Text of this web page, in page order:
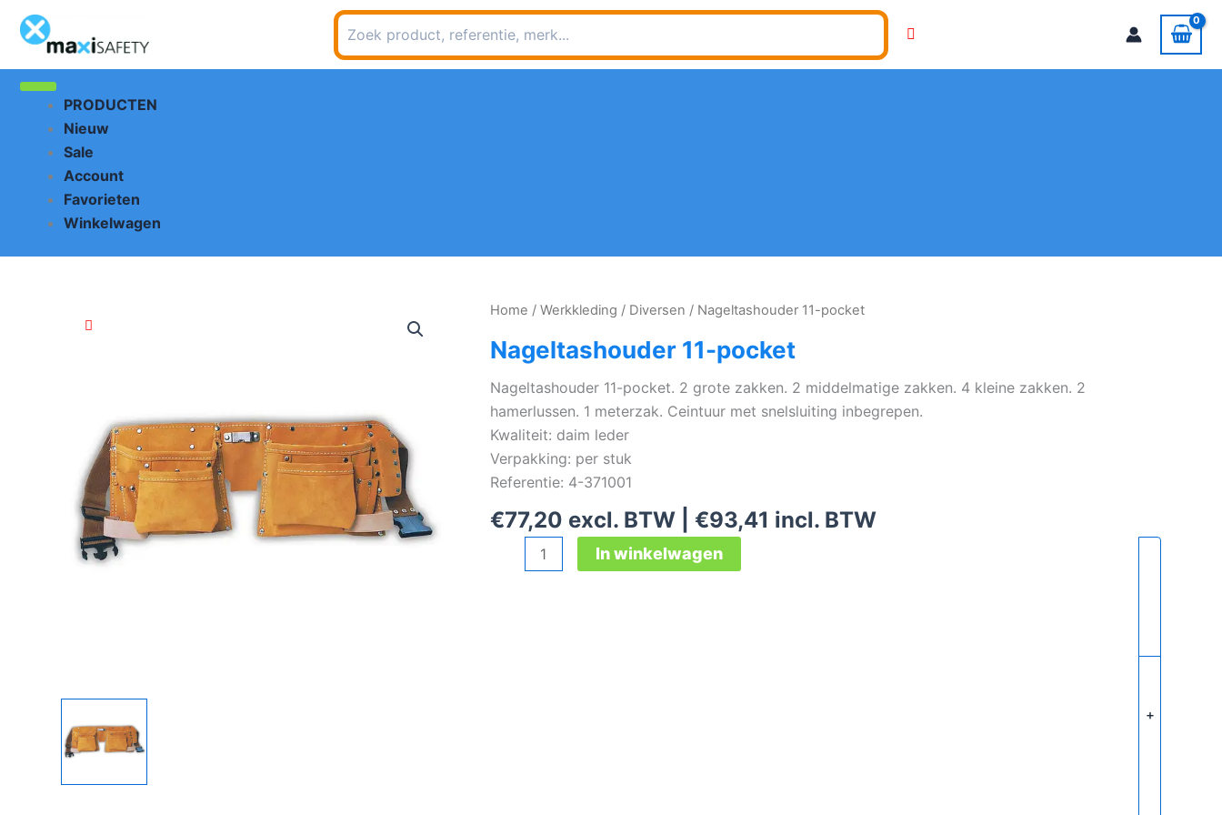
naar
inhoud
Zoeken
naar:
PRODUCTEN
Nieuw
Sale
Account
Favorieten
Winkelwagen
Home / Werkkleding / Diversen / Nageltashouder 11-pocket
Nageltashouder 11-pocket
Nageltashouder 11-pocket. 2 grote zakken. 2 middelmatige zakken. 4 kleine zakken. 2
hamerlussen. 1 meterzak. Ceintuur met snelsluiting inbegrepen.
Kwaliteit: daim leder
Verpakking: per stuk
Referentie: 4-371001
€77,20 excl. BTW | €93,41 incl. BTW
Nageltashouder
+
In winkelwagen